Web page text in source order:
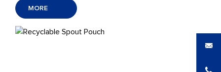
MORE